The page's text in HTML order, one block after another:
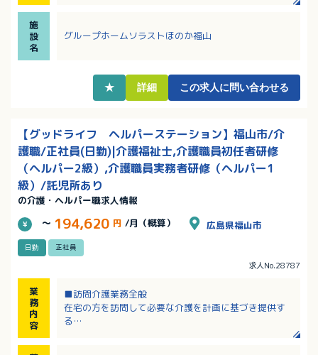
います
・夜勤も実働8時間！ショート夜勤なので、身体的負担
施
設
名
グループホームソラストほのか福山
★ 詳細 この求人に問い合わせる
【グッドライフ ヘルパーステーション】福山市/介
護職/正社員(日勤)|介護福祉士,介護職員初任者研修
（ヘルパー2級）,介護職員実務者研修（ヘルパー1
級）/託児所あり
の介護・ヘルパー職求人情報
～ 194,620 円 /月（概算） 広島県福山市
日勤 正社員
求人No.28787
業
務
内
容
■訪問介護業務全般
在宅の方を訪問して必要な介護を計画に基づき提供す
る